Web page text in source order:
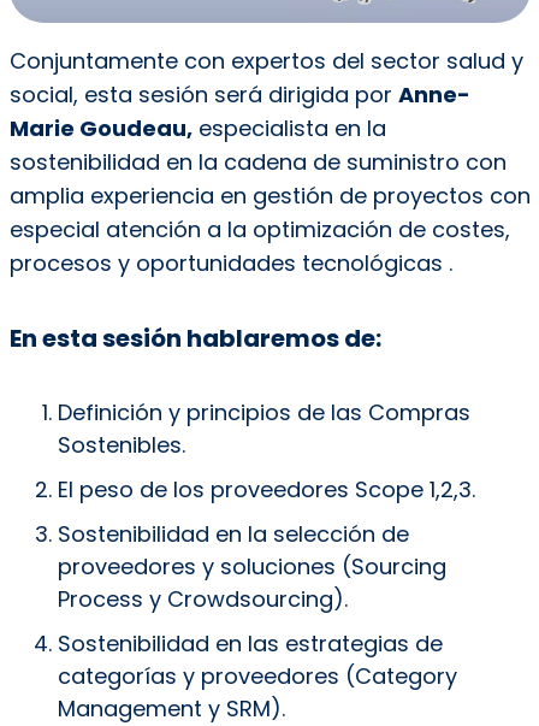
Conjuntamente con expertos del sector salud y
social, esta sesión será dirigida por Anne-
Marie Goudeau,especialista en la
sostenibilidad en la cadena de suministro con
amplia experiencia en gestión de proyectos con
especial atención a la optimización de costes,
procesos y oportunidades tecnológicas .
En esta sesión hablaremos de:
Definición y principios de las Compras
Sostenibles.
El peso de los proveedores Scope 1,2,3.
Sostenibilidad en la selección de
proveedores y soluciones (Sourcing
Process y Crowdsourcing).
Sostenibilidad en las estrategias de
categorías y proveedores (Category
Management y SRM).